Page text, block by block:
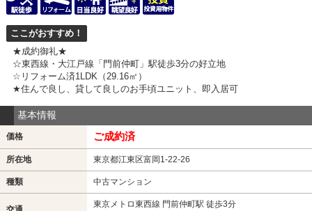
ここがおすすめ！
★成約御礼★
☆東西線・大江戸線「門前仲町」駅徒歩3分の好立地
☆リフォーム済1LDK（29.16㎡）
★住んで良し、貸して良しのお手頃ユニット、即入居可
基本情報
価格 ご成約済
所在地 東京都江東区富岡1-22-26
種類 中古マンション
東京メトロ東西線 門前仲町駅 徒歩3分